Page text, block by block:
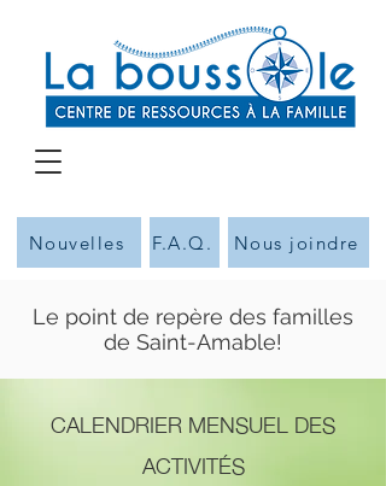
Nouvelles F.A.Q. Nous joindre
Le point de repère des familles
de Saint-Amable!
CALENDRIER MENSUEL DES
ACTIVITÉS